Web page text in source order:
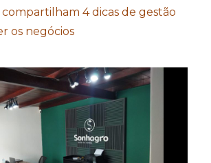
4 dicas de gestão
os negócios